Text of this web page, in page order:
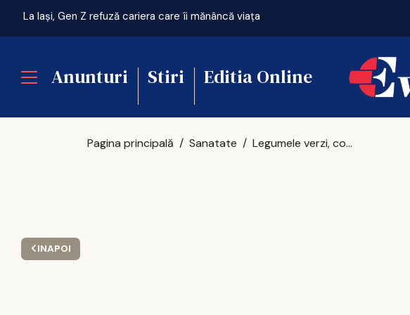
La Iași, Gen Z refuză cariera care îi mănâncă viața
Anunturi Stiri Editia Online
INAPOI
Pagina principală Sanatate Legumele verzi, combustibil ieftin pentru sănătate